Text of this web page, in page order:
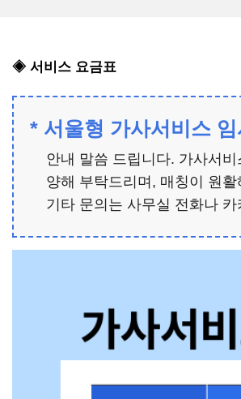
◈ 서비스 요금표
* 서울형 가사서비스
안내 말씀 드립니다. 가사서
양해 부탁드리며, 매칭이 원
기타 문의는 사무실 전화나